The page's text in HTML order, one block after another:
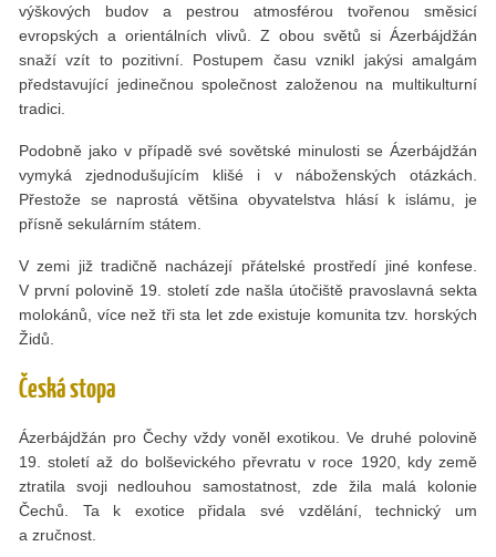
výškových budov a pestrou atmosférou tvořenou směsicí
evropských a orientálních vlivů. Z obou světů si Ázerbájdžán
snaží vzít to pozitivní. Postupem času vznikl jakýsi amalgám
představující jedinečnou společnost založenou na multikulturní
tradici.
Podobně jako v případě své sovětské minulosti se Ázerbájdžán
vymyká zjednodušujícím klišé i v náboženských otázkách.
Přestože se naprostá většina obyvatelstva hlásí k islámu, je
přísně sekulárním státem.
V zemi již tradičně nacházejí přátelské prostředí jiné konfese.
V první polovině 19. století zde našla útočiště pravoslavná sekta
molokánů, více než tři sta let zde existuje komunita tzv. horských
Židů.
Česká stopa
Ázerbájdžán pro Čechy vždy voněl exotikou. Ve druhé polovině
19. století až do bolševického převratu v roce 1920, kdy země
ztratila svoji nedlouhou samostatnost, zde žila malá kolonie
Čechů. Ta k exotice přidala své vzdělání, technický um
a zručnost.